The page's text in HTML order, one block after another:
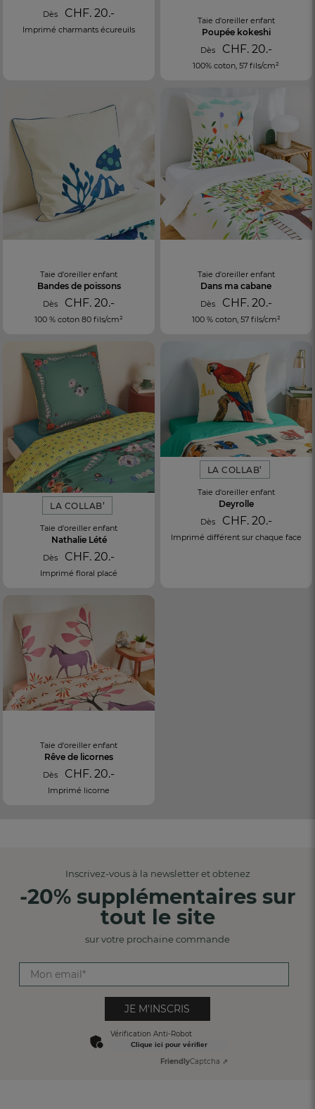
Dès CHF. 20.-
Imprimé charmants écureuils
Taie d'oreiller enfant
Poupée kokeshi
Dès CHF. 20.-
100% coton, 57 fils/cm²
Taie d'oreiller enfant
Bandes de poissons
Dès CHF. 20.-
100 % coton 80 fils/cm²
Taie d'oreiller enfant
Dans ma cabane
Dès CHF. 20.-
100 % coton, 57 fils/cm²
LA COLLAB’
Taie d'oreiller enfant
Nathalie Lété
Dès CHF. 20.-
Imprimé floral placé
LA COLLAB’
Taie d'oreiller enfant
Deyrolle
Dès CHF. 20.-
Imprimé différent sur chaque face
Taie d'oreiller enfant
Rêve de licornes
Dès CHF. 20.-
Imprimé licorne
Inscrivez-vous à la newsletter et obtenez
-20% supplémentaires sur
tout le site
sur votre prochaine commande
JE M'INSCRIS
Vérification Anti-Robot
Clique ici pour vérifier
FriendlyCaptcha ⇗